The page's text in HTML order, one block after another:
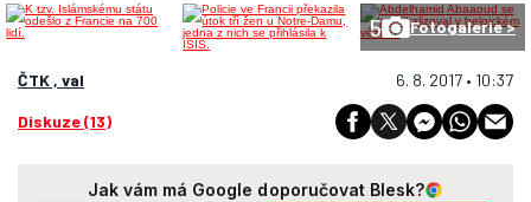
5 Fotogalerie >
ČTK , val 6. 8. 2017 • 10:37
Diskuze (13)
Jak vám má Google doporučovat Blesk?